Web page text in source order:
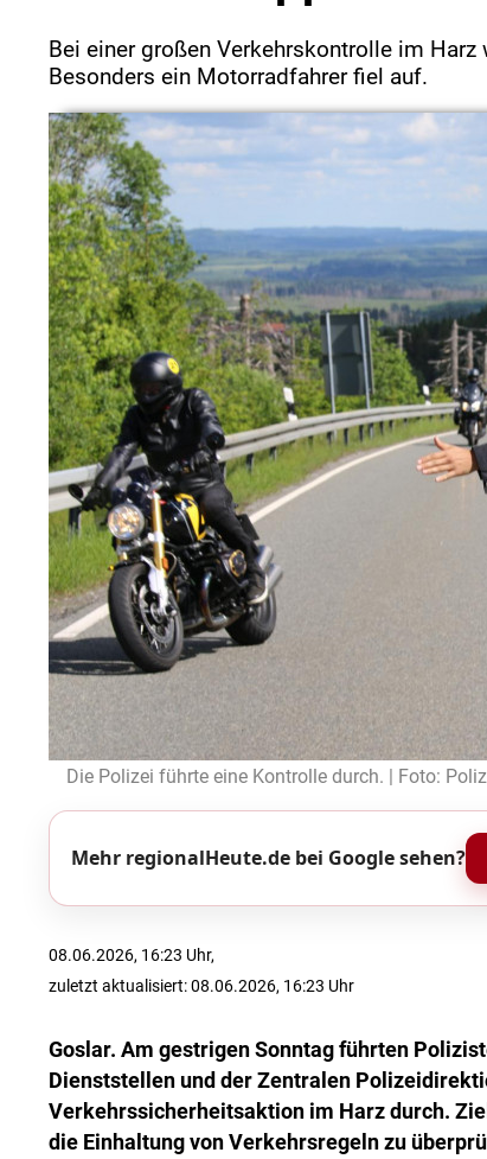
Bei einer großen Verkehrskontrolle im
Besonders ein Motorradfahrer fiel auf.
Die Polizei führte eine Kontrolle durch. | Foto:
Mehr regionalHeute.de bei Google sehen?
08.06.2026, 16:23 Uhr,
zuletzt aktualisiert: 08.06.2026, 16:23 Uhr
Goslar. Am gestrigen Sonntag führten
Dienststellen und der Zentralen
Verkehrssicherheitsaktion im Harz durch.
die Einhaltung von Verkehrsregeln zu